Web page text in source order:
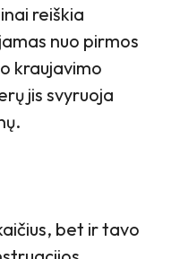
reiškia
nuo pirmos
kraujavimo
jis svyruoja
bet ir tavo